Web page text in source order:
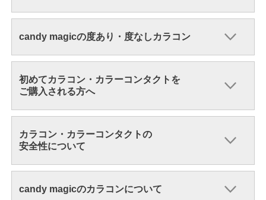
candy magicの度あり・度なしカラコン
初めてカラコン・カラーコンタクトを
ご購入される方へ
カラコン・カラーコンタクトの
安全性について
candy magicのカラコンについて